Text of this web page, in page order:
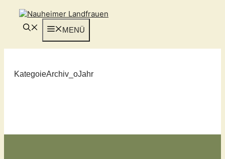
Inhalt
springen
MENÜ
KategoieArchiv_oJahr